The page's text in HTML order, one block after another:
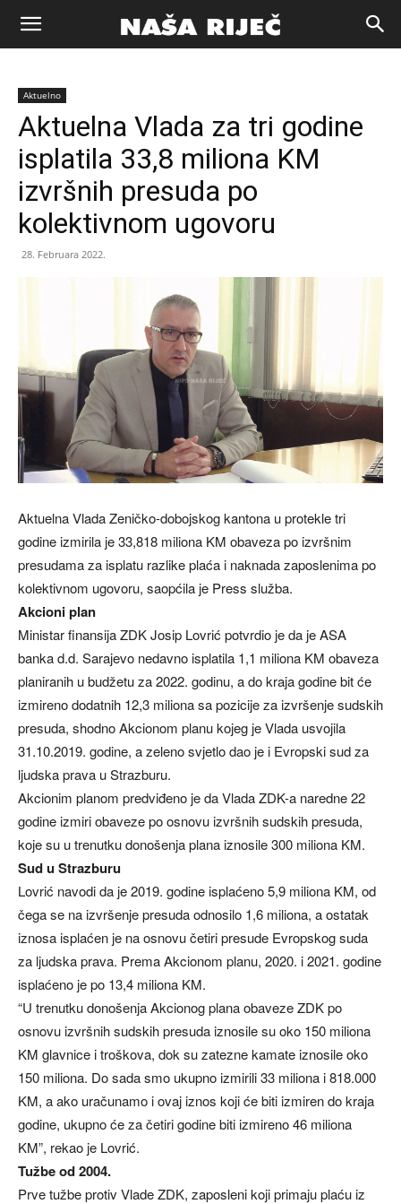
Naša
riječ
Zenica
Aktuelno
Aktuelna Vlada za tri godine
isplatila 33,8 miliona KM
izvršnih presuda po
kolektivnom ugovoru
28. Februara 2022.
Aktuelna Vlada Zeničko-dobojskog kantona u protekle tri
godine izmirila je 33,818 miliona KM obaveza po izvršnim
presudama za isplatu razlike plaća i naknada zaposlenima po
kolektivnom ugovoru, saopćila je Press služba.
Akcioni plan
Ministar finansija ZDK Josip Lovrić potvrdio je da je ASA
banka d.d. Sarajevo nedavno isplatila 1,1 miliona KM obaveza
planiranih u budžetu za 2022. godinu, a do kraja godine bit će
izmireno dodatnih 12,3 miliona sa pozicije za izvršenje sudskih
presuda, shodno Akcionom planu kojeg je Vlada usvojila
31.10.2019. godine, a zeleno svjetlo dao je i Evropski sud za
ljudska prava u Strazburu.
Akcionim planom predviđeno je da Vlada ZDK-a naredne 22
godine izmiri obaveze po osnovu izvršnih sudskih presuda,
koje su u trenutku donošenja plana iznosile 300 miliona KM.
Sud u Strazburu
Lovrić navodi da je 2019. godine isplaćeno 5,9 miliona KM, od
čega se na izvršenje presuda odnosilo 1,6 miliona, a ostatak
iznosa isplaćen je na osnovu četiri presude Evropskog suda
za ljudska prava. Prema Akcionom planu, 2020. i 2021. godine
isplaćeno je po 13,4 miliona KM.
“U trenutku donošenja Akcionog plana obaveze ZDK po
osnovu izvršnih sudskih presuda iznosile su oko 150 miliona
KM glavnice i troškova, dok su zatezne kamate iznosile oko
150 miliona. Do sada smo ukupno izmirili 33 miliona i 818.000
KM, a ako uračunamo i ovaj iznos koji će biti izmiren do kraja
godine, ukupno će za četiri godine biti izmireno 46 miliona
KM”, rekao je Lovrić.
Tužbe od 2004.
Prve tužbe protiv Vlade ZDK, zaposleni koji primaju plaću iz